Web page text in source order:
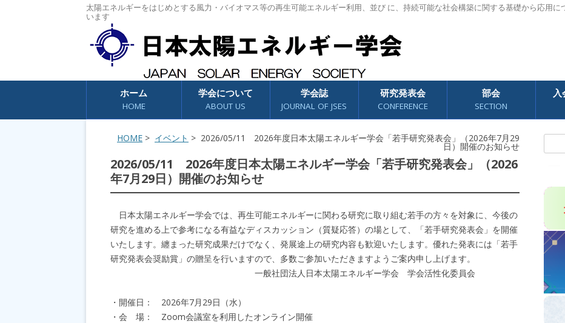
太陽エネルギーをはじめとする風力・バイオマス等の再生可能エネルギー利用、並び に、持続可能な社会構築に関する基礎から応用
います
コンテンツへスキップ
ホーム
HOME
学会について
ABOUT US
学会誌
JOURNAL OF JSES
研究発表会
CONFERENCE
部会
SECTION
入
HOME > イベント > 2026/05/11 2026年度日本太陽エネルギー学会「若手研究発表会」（2026年7月29
日）開催のお知らせ
2026/05/11 2026年度日本太陽エネルギー学会「若手研究発表会」（2026
年7月29日）開催のお知らせ
日本太陽エネルギー学会では、再生可能エネルギーに関わる研究に取り組む若手の方々を対象に、今後の
研究を進める上で参考になる有益なディスカッション（質疑応答）の場として、「若手研究発表会」を開催
いたします。纏まった研究成果だけでなく、発展途上の研究内容も歓迎いたします。優れた発表には「若手
研究発表会奨励賞」の贈呈を行いますので、多数ご参加いただきますようご案内申し上げます。
一般社団法人日本太陽エネルギー学会 学会活性化委員会
・開催日： 2026年7月29日（水）
・会 場： Zoom会議室を利用したオンライン開催
索: